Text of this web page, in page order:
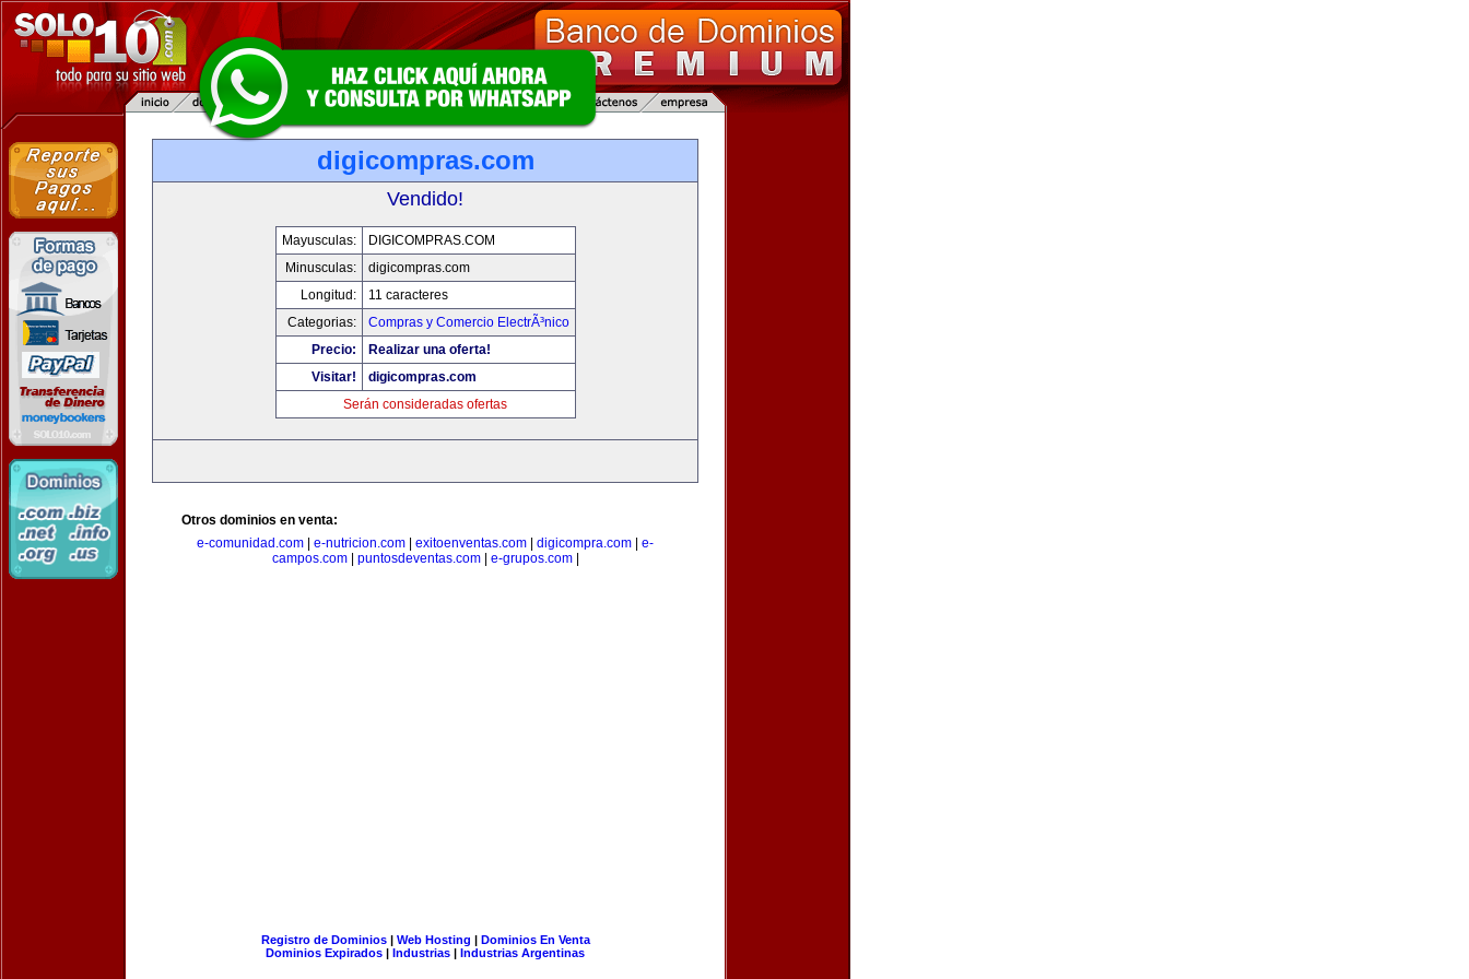
digicompras.com
Vendido!
Mayusculas:
DIGICOMPRAS.COM
Minusculas:
digicompras.com
Longitud:
11 caracteres
Categorias:
Compras y Comercio ElectrÃ³nico
Precio:
Realizar una oferta!
Visitar!
digicompras.com
Serán consideradas ofertas
Otros dominios en venta:
e-comunidad.com
e-nutricion.com exitoenventas.com digicompra.com
e-
campos.com| puntosdeventas.com| e-grupos.com|
Registro de Dominios| Web Hosting | Dominios En Venta
Dominios Expirados | Industrias | Industrias Argentinas